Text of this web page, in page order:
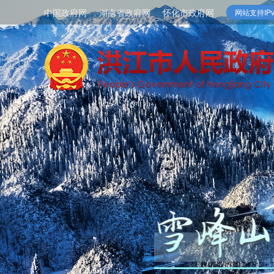
中国政府网 湖南省政府网 怀化市政府网 网站支持